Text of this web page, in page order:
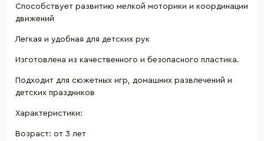
Способствует развитию мелкой моторики и координации
движений
Легкая и удобная для детских рук
Изготовлена ​​из качественного и безопасного пластика.
Подходит для сюжетных игр, домашних развлечений и
детских праздников
Характеристики:
Возраст: от 3 лет